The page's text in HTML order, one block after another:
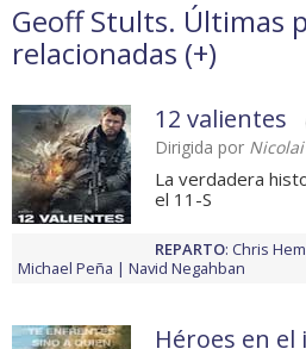
Geoff Stults. Últimas
relacionadas (+)
12 valientes
Dirigida por
La verdadera
el 11-S
REPARTO: Chris
Michael Peña
Navid Negahban
Héroes en